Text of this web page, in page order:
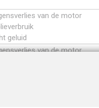
van de motor
geluid
van de motor
van de motor